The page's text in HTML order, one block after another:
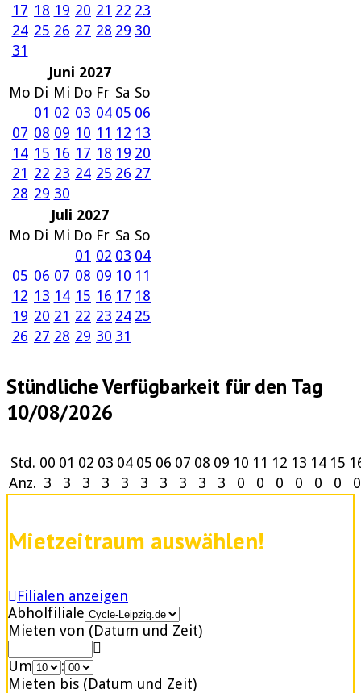
17 18 19 20 21 22 23
24 25 26 27 28 29 30
31
Juni 2027
Mo Di Mi Do Fr Sa So
01 02 03 04 05 06
07 08 09 10 11 12 13
14 15 16 17 18 19 20
21 22 23 24 25 26 27
28 29 30
Juli 2027
Mo Di Mi Do Fr Sa So
01 02 03 04
05 06 07 08 09 10 11
12 13 14 15 16 17 18
19 20 21 22 23 24 25
26 27 28 29 30 31
Stündliche Verfügbarkeit für den Tag
10/08/2026
Std. 00 01 02 03 04 05 06 07 08 09 10 11 12 13 14 15
Anz. 3 3 3 3 3 3 3 3 3 3 0 0 0 0 0 0 0
Mietzeitraum auswählen!
Filialen anzeigen
Abholfiliale
Mieten von (Datum und Zeit)
Um
:
Mieten bis (Datum und Zeit)